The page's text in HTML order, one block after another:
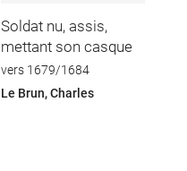
Soldat nu, assis,
mettant son casque
vers 1679/1684
Le Brun, Charles